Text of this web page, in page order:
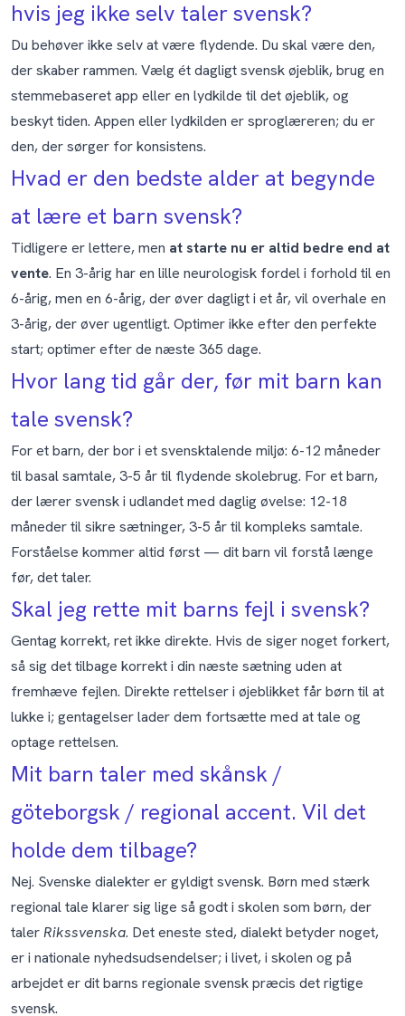
hvis jeg ikke selv taler svensk?
Du behøver ikke selv at være flydende. Du skal være den,
der skaber rammen. Vælg ét dagligt svensk øjeblik, brug en
stemmebaseret app eller en lydkilde til det øjeblik, og
beskyt tiden. Appen eller lydkilden er sproglæreren; du er
den, der sørger for konsistens.
Hvad er den bedste alder at begynde
at lære et barn svensk?
Tidligere er lettere, men at starte nu er altid bedre end at
vente. En 3-årig har en lille neurologisk fordel i forhold til en
6-årig, men en 6-årig, der øver dagligt i et år, vil overhale en
3-årig, der øver ugentligt. Optimer ikke efter den perfekte
start; optimer efter de næste 365 dage.
Hvor lang tid går der, før mit barn kan
tale svensk?
For et barn, der bor i et svensktalende miljø: 6-12 måneder
til basal samtale, 3-5 år til flydende skolebrug. For et barn,
der lærer svensk i udlandet med daglig øvelse: 12-18
måneder til sikre sætninger, 3-5 år til kompleks samtale.
Forståelse kommer altid først — dit barn vil forstå længe
før, det taler.
Skal jeg rette mit barns fejl i svensk?
Gentag korrekt, ret ikke direkte. Hvis de siger noget forkert,
så sig det tilbage korrekt i din næste sætning uden at
fremhæve fejlen. Direkte rettelser i øjeblikket får børn til at
lukke i; gentagelser lader dem fortsætte med at tale og
optage rettelsen.
Mit barn taler med skånsk /
göteborgsk / regional accent. Vil det
holde dem tilbage?
Nej. Svenske dialekter er gyldigt svensk. Børn med stærk
regional tale klarer sig lige så godt i skolen som børn, der
talerRikssvenska. Det eneste sted, dialekt betyder noget,
er i nationale nyhedsudsendelser; i livet, i skolen og på
arbejdet er dit barns regionale svensk præcis det rigtige
svensk.